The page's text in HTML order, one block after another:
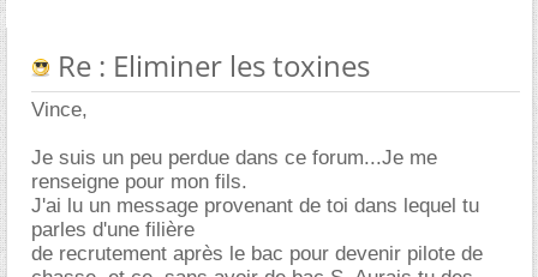
Re : Eliminer les toxines
Vince,
Je suis un peu perdue dans ce forum...Je me
renseigne pour mon fils.
J'ai lu un message provenant de toi dans lequel tu
parles d'une filière
de recrutement après le bac pour devenir pilote de